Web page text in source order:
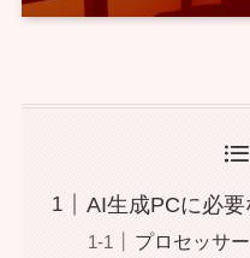
AI生成PCに必
プロセッサ